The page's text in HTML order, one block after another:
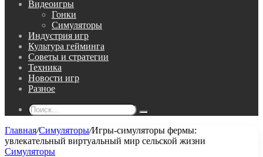
Видеоигры
Гонки
Симуляторы
Индустрия игр
Культура гейминга
Советы и стратегии
Техника
Новости игр
Разное
Поиск...
Главная/Симуляторы/Игры-симуляторы фермы:
увлекательный виртуальный мир сельской жизни
Симуляторы